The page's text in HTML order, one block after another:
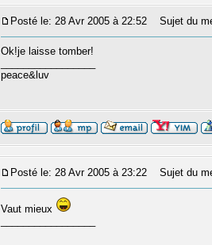
Posté le: 28 Avr 2005 à 22:52 Sujet du
Ok!je laisse tomber!
peace&luv
Posté le: 28 Avr 2005 à 23:22 Sujet du
Vaut mieux